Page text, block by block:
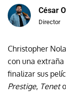
César
Director
Christopher
con una
finalizar sus
Prestige, Teneto